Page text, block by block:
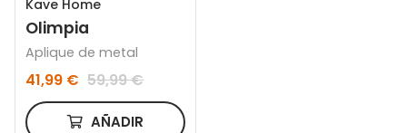
Kave Home
Olimpia
Aplique de metal
41,99 € 59,99 €
AÑADIR